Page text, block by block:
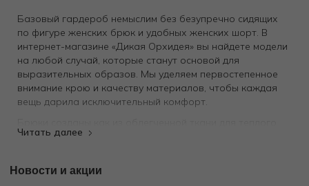
Базовый гардероб немыслим без безупречно сидящих
по фигуре женских брюк и удобных женских шорт. В
интернет-магазине «Дикая Орхидея» вы найдете модели
на любой случай, которые станут основой для
выразительных образов. Мы уделяем первостепенное
внимание крою и качеству материалов, чтобы каждая
вещь дарила исключительный комфорт.
сезона, так и плотных, согревающих материалов для
носки, уютные домашние модели, а также изделия для
Новости и акции